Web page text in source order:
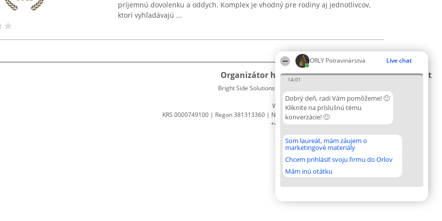
ORLY Potravinárstva Live chat
14:01
Dobrý deň, radi Vám pomôžeme! 🙂
Kliknite na príslušnú tému
konverzácie! 🙂
Som laureát, mám záujem o
marketingové materiály
Chcem prihlásiť svoju firmu do Orlov
Mám inú otátku
príjemnú dovolenku a oddych. Komplex je vhodný pre rodiny aj jednotlivcov,
ktorí vyhľadávajú ...
Organizátor hodnotenia
Bright Side Solutions sp. z o. o. sp. k.
ul. Ruska 22
Wrocław 50-079
KRS 0000749100 | Regon 381313360 | NIP 8943132676
+48 508 492 400
Hodnotenie
Lista
wszystkich
Podmienky
podmienky
Zásady
ochrany
údajov
Kontakt